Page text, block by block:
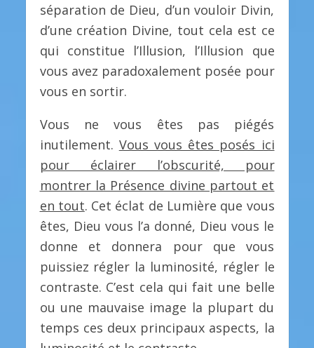
séparation de Dieu, d’un vouloir Divin,
d’une création Divine, tout cela est ce
qui constitue l’Illusion, l’Illusion que
vous avez paradoxalement posée pour
vous en sortir.
Vous ne vous êtes pas piégés
inutilement. Vous vous êtes posés ici
pour éclairer l’obscurité, pour
montrer la Présence divine partout et
en tout. Cet éclat de Lumière que vous
êtes, Dieu vous l’a donné, Dieu vous le
donne et donnera pour que vous
puissiez régler la luminosité, régler le
contraste. C’est cela qui fait une belle
ou une mauvaise image la plupart du
temps ces deux principaux aspects, la